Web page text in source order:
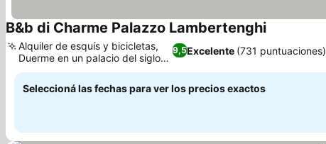
B&b di Charme Palazzo Lambertenghi
9,5Excelente (731 puntuaciones)
Alquiler de esquís y bicicletas,
Duerme en un palacio del siglo
XV
Seleccioná las fechas para ver los precios exactos